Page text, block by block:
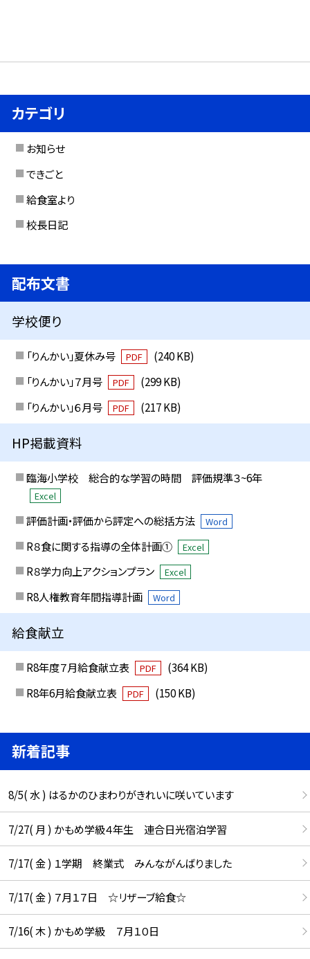
カテゴリ
お知らせ
できごと
給食室より
校長日記
配布文書
学校便り
「りんかい」夏休み号 PDF
(240 KB)
「りんかい」７月号
PDF
(299 KB)
「りんかい」６月号
PDF (217 KB)
HP掲載資料
臨海小学校 総合的な学習の時間 評価規準３~6年
Excel
評価計画・評価から評定への総括方法 Word
R８食に関する指導の全体計画① Excel
R８学力向上アクションプラン Excel
R8人権教育年間指導計画 Word
給食献立
R8年度７月給食献立表 PDF
(364 KB)
R8年6月給食献立表
PDF (150 KB)
新着記事
8/5( 水 ) はるかのひまわりがきれいに咲いています
7/27( 月 ) かもめ学級４年生 連合日光宿泊学習
7/17( 金 ) １学期 終業式 みんながんばりました
7/17( 金 ) ７月１７日 ☆リザーブ給食☆
7/16( 木 ) かもめ学級 ７月１０日